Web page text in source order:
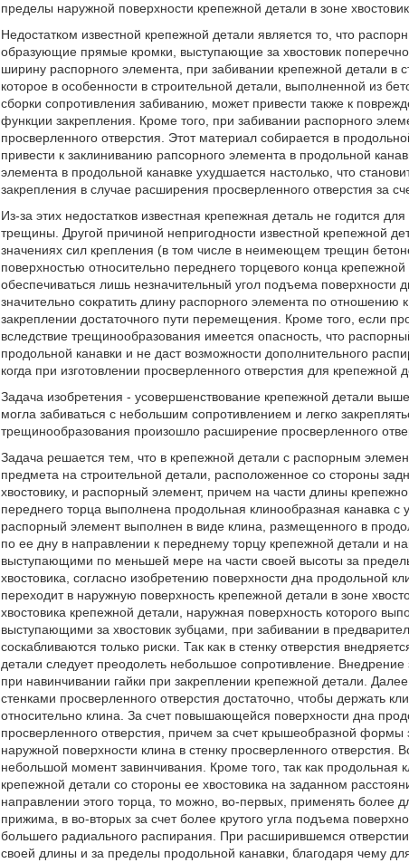
пределы наружной поверхности крепежной детали в зоне
Недостатком известной крепежной детали является то, что
образующие прямые кромки, выступающие за хвостовик
ширину распорного элемента, при забивании крепежной детали в
которое в особенности в строительной детали, выполненной из
сборки сопротивления забиванию, может привести также к
функции закрепления. Кроме того, при забивании распорного
просверленного отверстия. Этот материал собирается в
привести к заклиниванию рапсорного элемента в продольной
элемента в продольной канавке ухудшается настолько, что
закрепления в случае расширения просверленного отверстия за
Из-за этих недостатков известная крепежная деталь не годится
трещины. Другой причиной непригодности известной крепежной
значениях сил крепления (в том числе в неимеющем трещин
поверхностью относительно переднего торцевого конца
обеспечиваться лишь незначительный угол подъема поверхности
значительно сократить длину распорного элемента по
закреплении достаточного пути перемещения. Кроме того, если
вследствие трещинообразования имеется опасность, что
продольной канавки и не даст возможности дополнительного
когда при изготовлении просверленного отверстия для
Задача изобретения - усовершенствование крепежной детали
могла забиваться с небольшим сопротивлением и легко
трещинообразования произошло расширение просверленного
Задача решается тем, что в крепежной детали с распорным
предмета на строительной детали, расположенное со стороны
хвостовику, и распорный элемент, причем на части длины
переднего торца выполнена продольная клинообразная канавка
распорный элемент выполнен в виде клина, размещенного в
по ее дну в направлении к переднему торцу крепежной детали и
выступающими по меньшей мере на части своей высоты за
хвостовика, согласно изобретению поверхности дна продольной
переходит в наружную поверхность крепежной детали в зоне
хвостовика крепежной детали, наружная поверхность которого
выступающими за хвостовик зубцами, при забивании в
соскабливаются только риски. Так как в стенку отверстия
детали следует преодолеть небольшое сопротивление.
при навинчивании гайки при закреплении крепежной детали.
стенками просверленного отверстия достаточно, чтобы держать
относительно клина. За счет повышающейся поверхности дна
просверленного отверстия, причем за счет крышеобразной
наружной поверхности клина в стенку просверленного отверстия.
небольшой момент завинчивания. Кроме того, так как продольная
крепежной детали со стороны ее хвостовика на заданном
направлении этого торца, то можно, во-первых, применять более
прижима, в во-вторых за счет более крутого угла подъема
большего радиального распирания. При расширившемся
своей длины и за пределы продольной канавки, благодаря чему